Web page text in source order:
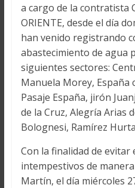
a cargo de la contratista
ORIENTE, desde el día
han venido registrando
abastecimiento de agua
siguientes sectores:
Manuela Morey, España
Pasaje España, jirón
de la Cruz, Alegría Arias
Bolognesi, Ramírez
Con la finalidad de evitar
intempestivos de
Martín, el día miércoles